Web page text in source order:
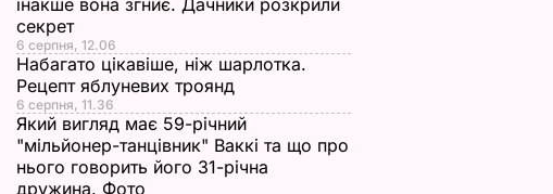
інакше вона згниє. Дачники розкрили
секрет
6 серпня, 12.06
Набагато цікавіше, ніж шарлотка.
Рецепт яблуневих троянд
6 серпня, 11.36
Який вигляд має 59-річний
"мільйонер-танцівник" Ваккі та що про
нього говорить його 31-річна
дружина. Фото